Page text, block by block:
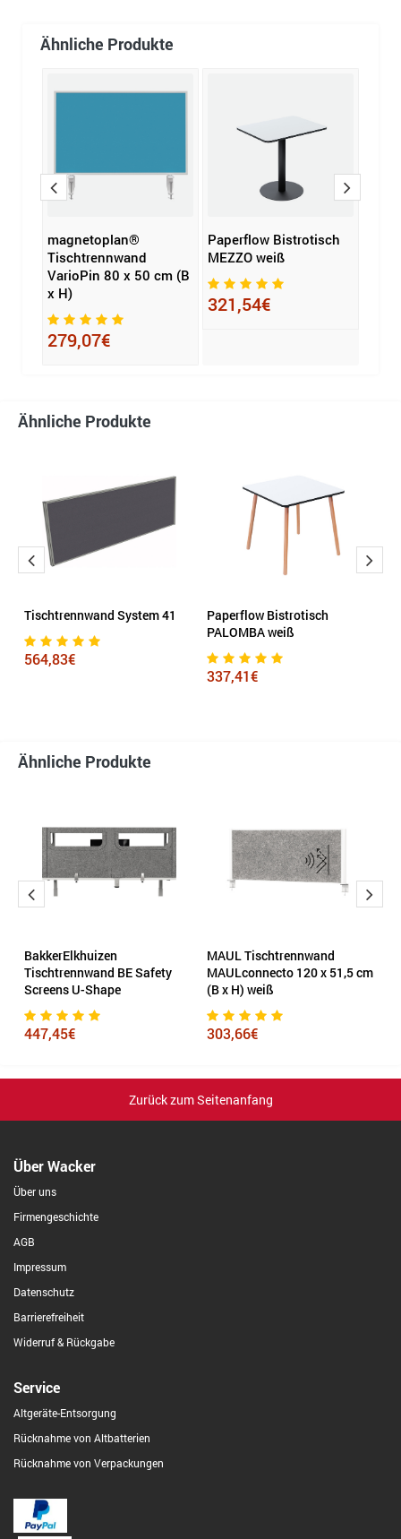
Ähnliche Produkte
magnetoplan®
Tischtrennwand
VarioPin 80 x 50 cm (B
x H)
279,07€
Paperflow Bistrotisch
MEZZO weiß
321,54€
Ähnliche Produkte
Tischtrennwand System 41
564,83€
Paperflow Bistrotisch
PALOMBA weiß
337,41€
Ähnliche Produkte
BakkerElkhuizen
Tischtrennwand BE Safety
Screens U-Shape
447,45€
MAUL Tischtrennwand
MAULconnecto 120 x 51,5 cm
(B x H) weiß
303,66€
Zurück zum Seitenanfang
Über Wacker
Über uns
Firmengeschichte
AGB
Impressum
Datenschutz
Barrierefreiheit
Widerruf & Rückgabe
Service
Altgeräte-Entsorgung
Rücknahme von Altbatterien
Rücknahme von Verpackungen